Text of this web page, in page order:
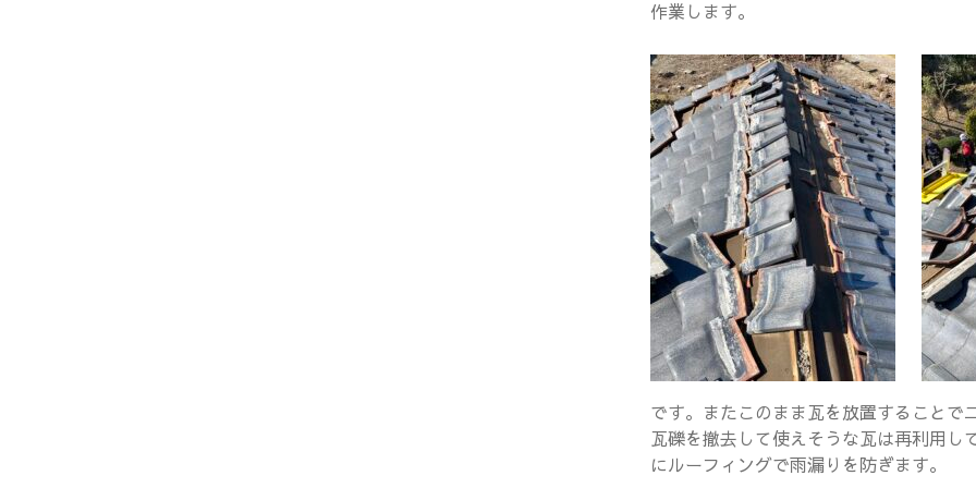
作業します。
です。またこのまま瓦を放置すること
瓦礫を撤去して使えそうな瓦は再利用
にルーフィングで雨漏りを防ぎます。